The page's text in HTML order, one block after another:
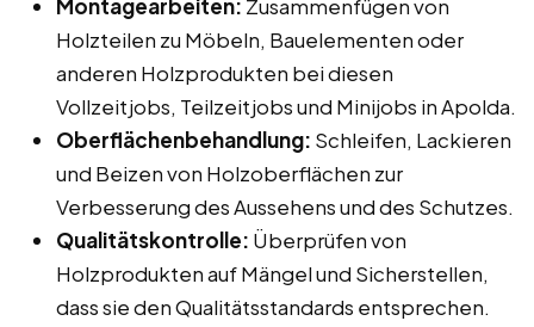
Montagearbeiten: Zusammenfügen von
Holzteilen zu Möbeln, Bauelementen oder
anderen Holzprodukten bei diesen
Vollzeitjobs, Teilzeitjobs und Minijobs in Apolda.
Oberflächenbehandlung: Schleifen, Lackieren
und Beizen von Holzoberflächen zur
Verbesserung des Aussehens und des Schutzes.
Qualitätskontrolle: Überprüfen von
Holzprodukten auf Mängel und Sicherstellen,
dass sie den Qualitätsstandards entsprechen.